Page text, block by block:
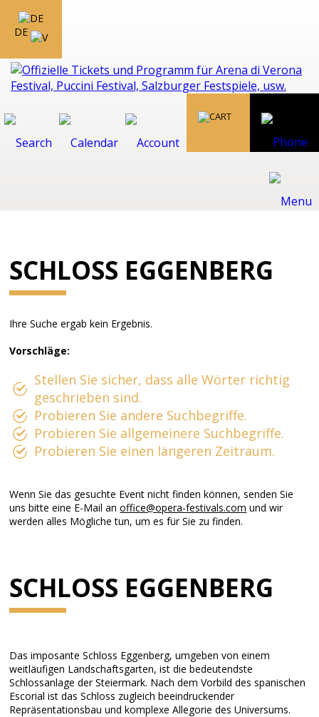
DE
SCHLOSS EGGENBERG
Ihre Suche ergab kein Ergebnis.
Vorschläge:
Stellen Sie sicher, dass alle Wörter richtig
geschrieben sind.
Probieren Sie andere Suchbegriffe.
Probieren Sie allgemeinere Suchbegriffe.
Probieren Sie einen längeren Zeitraum.
Wenn Sie das gesuchte Event nicht finden können, senden Sie
uns bitte eine E-Mail anoffice@opera-festivals.com und wir
werden alles Mögliche tun, um es für Sie zu finden.
SCHLOSS EGGENBERG
Das imposante Schloss Eggenberg, umgeben von einem
weitläufigen Landschaftsgarten, ist die bedeutendste
Schlossanlage der Steiermark. Nach dem Vorbild des spanischen
Escorial ist das Schloss zugleich beeindruckender
Repräsentationsbau und komplexe Allegorie des Universums.